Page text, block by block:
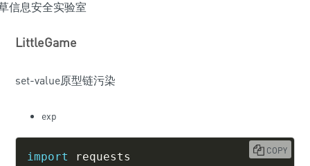
LittleGame
set-value原型链污染
exp
import
requests
COPY